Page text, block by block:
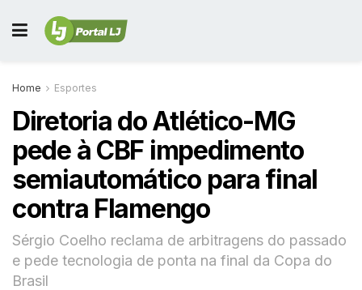
Home Esportes
Diretoria do Atlético-MG
pede à CBF impedimento
semiautomático para final
contra Flamengo
Sérgio Coelho reclama de arbitragens do passado
e pede tecnologia de ponta na final da Copa do
Brasil